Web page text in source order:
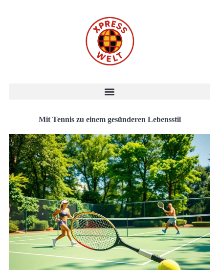
Mit Tennis zu einem gesünderen Lebensstil